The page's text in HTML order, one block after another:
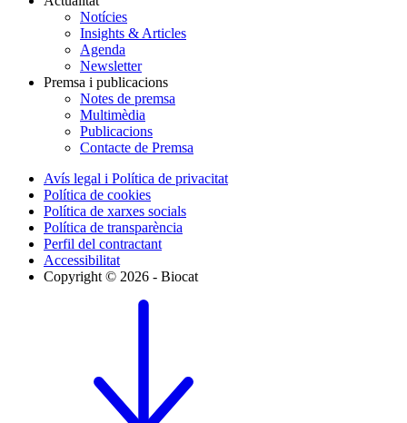
Notícies
Insights & Articles
Agenda
Newsletter
Premsa i publicacions
Notes de premsa
Multimèdia
Publicacions
Contacte de Premsa
Avís legal i Política de privacitat
Política de cookies
Política de xarxes socials
Política de transparència
Perfil del contractant
Accessibilitat
Copyright © 2026 - Biocat